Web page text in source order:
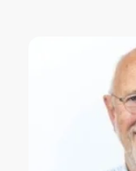
Swipe left or